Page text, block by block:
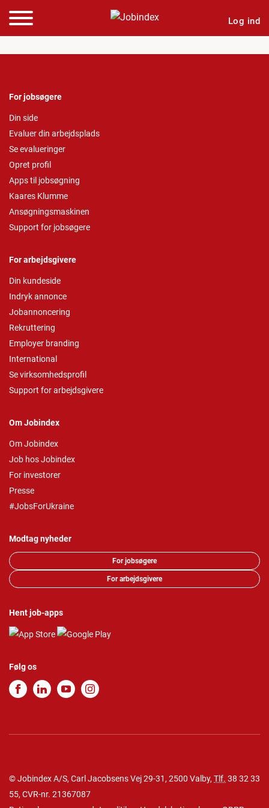
Log ind
For jobsøgere
Din side
Evaluer din arbejdsplads
Se evalueringer
Opret profil
Apps til jobsøgning
Kaares Klumme
Ansøgningsmaskinen
Support for jobsøgere
For arbejdsgivere
Din kundeside
Indryk annonce
Jobannoncering
Rekruttering
Employer branding
International
Se virksomhedsprofil
Support for arbejdsgivere
Om Jobindex
Om Jobindex
Job hos Jobindex
For investorer
Presse
#JobsForUkraine
Modtag nyheder
For jobsøgere
For arbejdsgivere
Hent job-apps
Følg os
© Jobindex A/S, Carl Jacobsens Vej 29-31, 2500 Valby, Tlf. 38 32 33
55, CVR-nr. 21367087